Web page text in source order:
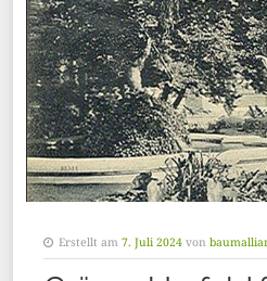
Erstellt am 7. Juli 2024 von